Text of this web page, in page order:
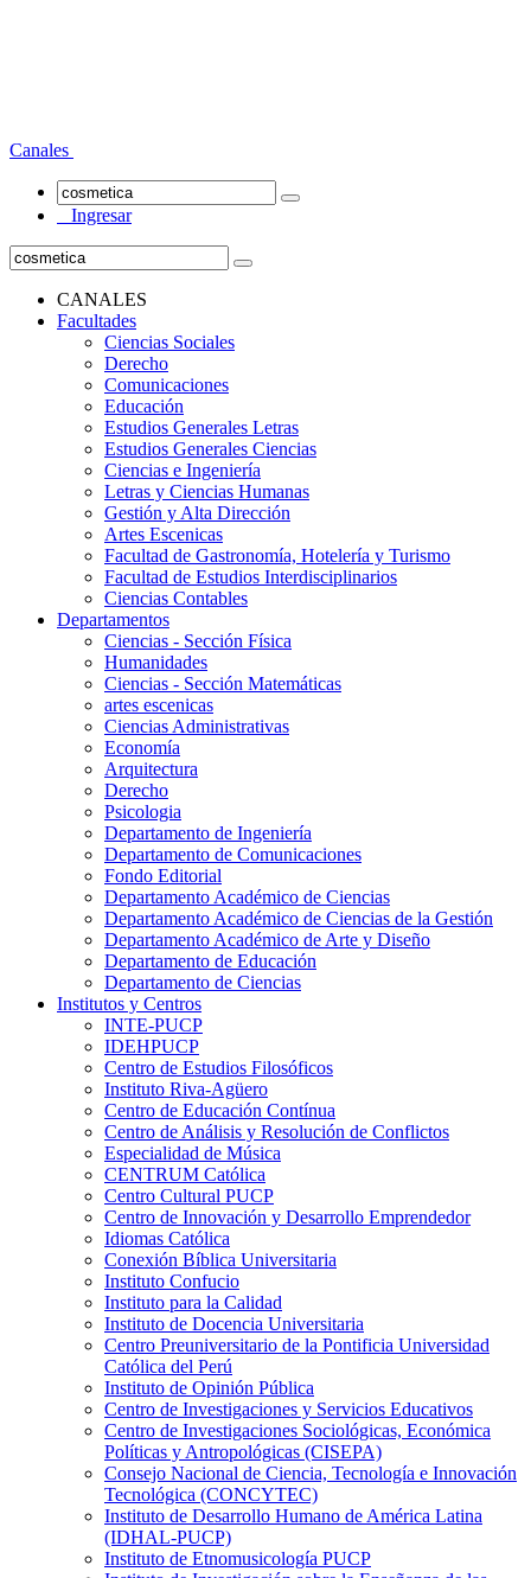
Canales
Ingresar
CANALES
Facultades
Ciencias Sociales
Derecho
Comunicaciones
Educación
Estudios Generales Letras
Estudios Generales Ciencias
Ciencias e Ingeniería
Letras y Ciencias Humanas
Gestión y Alta Dirección
Artes Escenicas
Facultad de Gastronomía, Hotelería y Turismo
Facultad de Estudios Interdisciplinarios
Ciencias Contables
Departamentos
Ciencias - Sección Física
Humanidades
Ciencias - Sección Matemáticas
artes escenicas
Ciencias Administrativas
Economía
Arquitectura
Derecho
Psicologia
Departamento de Ingeniería
Departamento de Comunicaciones
Fondo Editorial
Departamento Académico de Ciencias
Departamento Académico de Ciencias de la Gestión
Departamento Académico de Arte y Diseño
Departamento de Educación
Departamento de Ciencias
Institutos y Centros
INTE-PUCP
IDEHPUCP
Centro de Estudios Filosóficos
Instituto Riva-Agüero
Centro de Educación Contínua
Centro de Análisis y Resolución de Conflictos
Especialidad de Música
CENTRUM Católica
Centro Cultural PUCP
Centro de Innovación y Desarrollo Emprendedor
Idiomas Católica
Conexión Bíblica Universitaria
Instituto Confucio
Instituto para la Calidad
Instituto de Docencia Universitaria
Centro Preuniversitario de la Pontificia Universidad
Católica del Perú
Instituto de Opinión Pública
Centro de Investigaciones y Servicios Educativos
Centro de Investigaciones Sociológicas, Económica
Políticas y Antropológicas (CISEPA)
Consejo Nacional de Ciencia, Tecnología e Innovación
Tecnológica (CONCYTEC)
Instituto de Desarrollo Humano de América Latina
(IDHAL-PUCP)
Instituto de Etnomusicología PUCP